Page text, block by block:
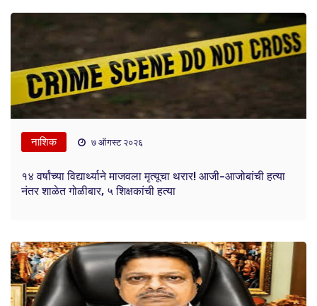
नाशिक ७ ऑगस्ट २०२६
१४ वर्षांच्या विद्यार्थ्याने माजवला मृत्यूचा थरार! आजी-आजोबांची हत्या
नंतर शाळेत गोळीबार, ५ शिक्षकांची हत्या